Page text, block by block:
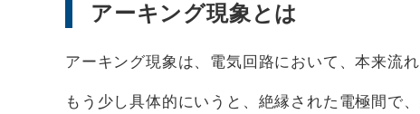
アーキング現象とは
アーキング現象は、電気回路において、本来流
もう少し具体的にいうと、絶縁された電極間で